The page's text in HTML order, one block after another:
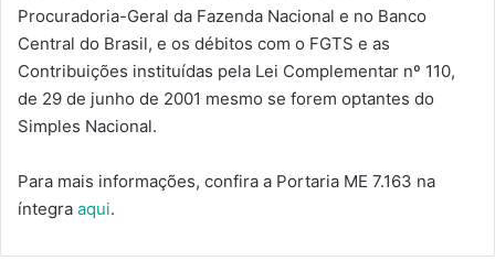
Procuradoria-Geral da Fazenda Nacional e no Banco
Central do Brasil, e os débitos com o FGTS e as
Contribuições instituídas pela Lei Complementar nº 110,
de 29 de junho de 2001 mesmo se forem optantes do
Simples Nacional.
Para mais informações, confira a Portaria ME 7.163 na
íntegra aqui.